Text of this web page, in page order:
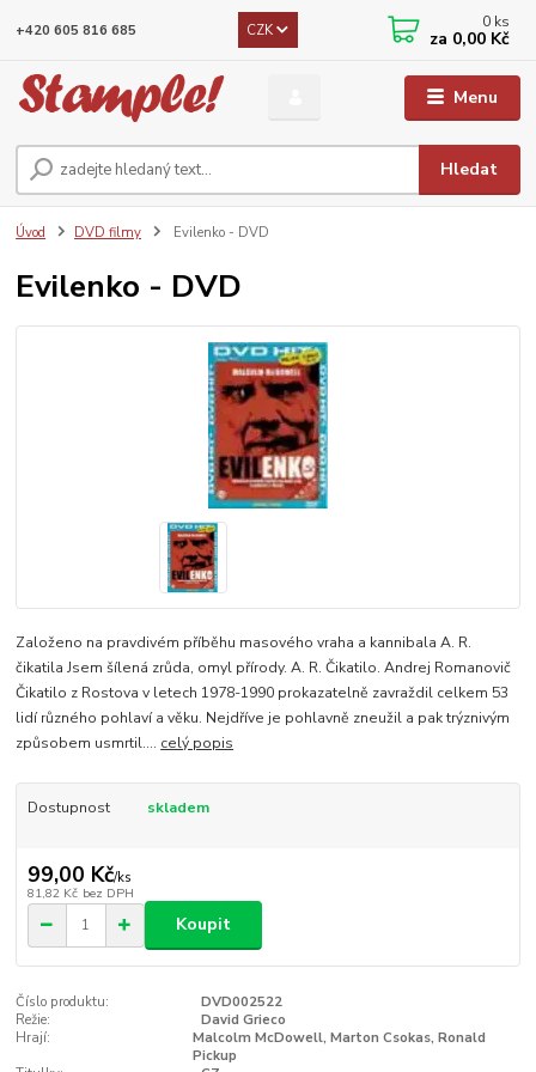
Menu
CZK
Hledat
+420 605 816 685 0 ks
za 0,00 Kč
Úvod DVD filmy Evilenko - DVD
Evilenko - DVD
Založeno na pravdivém příběhu masového vraha a kannibala A. R.
čikatila Jsem šílená zrůda, omyl přírody. A. R. Čikatilo. Andrej Romanovič
Čikatilo z Rostova v letech 1978-1990 prokazatelně zavraždil celkem 53
lidí různého pohlaví a věku. Nejdříve je pohlavně zneužil a pak trýznivým
způsobem usmrtil.... celý popis
Dostupnost skladem
99,00 Kč/ks
81,82 Kč bez DPH
Koupit
Číslo produktu:
DVD002522
Režie:
David Grieco
Hrají:
Malcolm McDowell, Marton Csokas, Ronald
Pickup